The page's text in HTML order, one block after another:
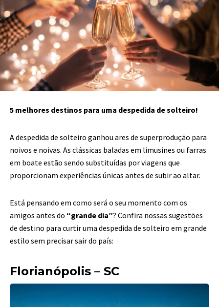
5 melhores destinos para uma despedida de solteiro!
A despedida de solteiro ganhou ares de superprodução para
noivos e noivas. As clássicas baladas em limusines ou farras
em boate estão sendo substituídas por viagens que
proporcionam experiências únicas antes de subir ao altar.
Está pensando em como será o seu momento com os
amigos antes do “grande dia”? Confira nossas sugestões
de destino para curtir uma despedida de solteiro em grande
estilo sem precisar sair do país:
Florianópolis – SC